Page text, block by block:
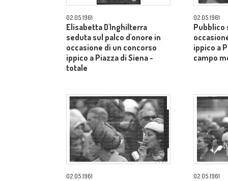
02.05.1961
Elisabetta D'Inghilterra
seduta sul palco d'onore in
occasione di un concorso
ippico a Piazza di Siena -
totale
02.05.1961
Pubblico
ippico a
campo
02.05.1961 02.05.1961